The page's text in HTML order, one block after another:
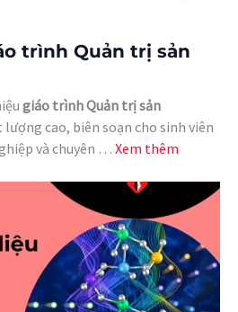
trình Quản trị sản
giáo trình Quản trị sản
lượng cao, biên soạn cho sinh viên
và chuyên … Xem thêm